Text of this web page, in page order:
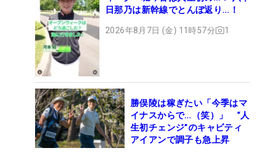
日那乃は新幹線でとんぼ返り…！
2026年8月7日 (金) 11時57分 1
勝俣陵は稼ぎたい「今季はマ
イナスからで…（笑）」 “人
生初チェンジ”のキャビティ
アイアンで調子も急上昇